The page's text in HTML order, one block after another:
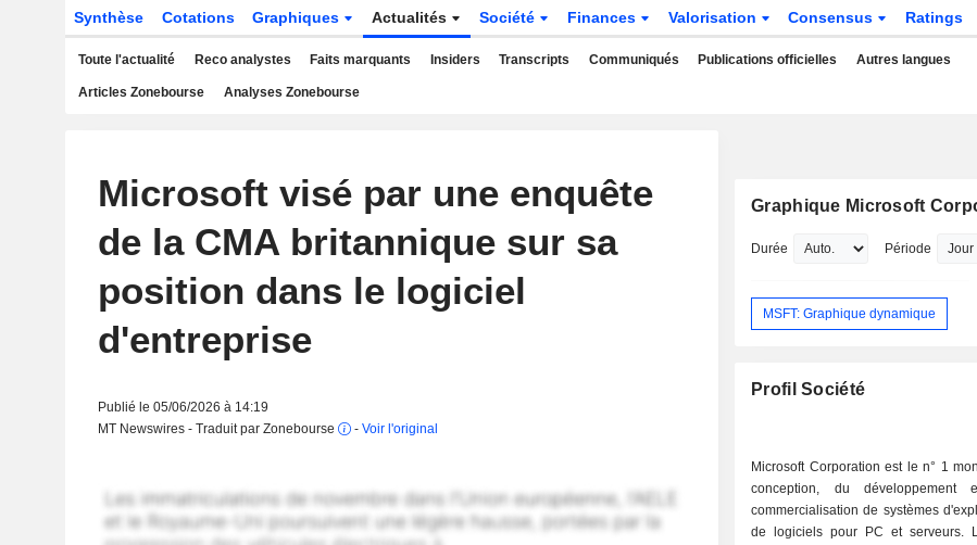
Synthèse Cotations Graphiques Actualités Société Finances Valorisation Consensus Ratings
Toute l'actualité Reco analystes Faits marquants Insiders Transcripts Communiqués Publications officielles Autres langues
Articles Zonebourse Analyses Zonebourse
Microsoft visé par une enquête
de la CMA britannique sur sa
position dans le logiciel
d'entreprise
Publié le 05/06/2026 à 14:19
MT Newswires - Traduit par Zonebourse
- Voir l'original
Graphique Microsoft
Durée Période
MSFT: Graphique dynamique
Profil Société
Microsoft Corporation est le n° 1
conception, du
commercialisation de systèmes
de logiciels pour PC et serveurs.